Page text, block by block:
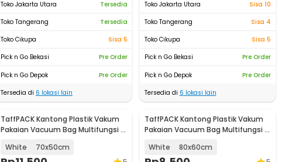
Toko Jakarta Utara
Tersedia
Toko Tangerang
Tersedia
Toko Cikupa
Sisa 5
Pick n Go Bekasi
Pre Order
Pick n Go Depok
Pre Order
Tersedia di 6 lokasi lain
Toko Jakarta Utara
Sisa 10
Toko Tangerang
Sisa 4
Toko Cikupa
Sisa 5
Pick n Go Bekasi
Pre Order
Pick n Go Depok
Pre Order
Tersedia di 6 lokasi lain
TaffPACK Kantong Plastik Vakum
Pakaian Vacuum Bag Multifungsi 1
White 70x50cm
TaffPACK Kantong Plastik Vakum
Pakaian Vacuum Bag Multifungsi 1
White 80x60cm